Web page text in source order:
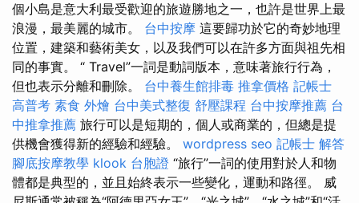
個小島是意大利最受歡迎的旅遊勝地之一，也許是世界上最
浪漫，最美麗的城市。 台中按摩 這要歸功於它的奇妙地理
位置，建築和藝術美女，以及我們可以在許多方面與祖先相
同的事實。 “ Travel”一詞是動詞版本，意味著旅行行為，
但也表示分離和刪除。 台中養生館排毒 推拿價格 記帳士
高普考 素食 外燴 台中美式整復 舒壓課程 台中按摩推薦 台
中推拿推薦 旅行可以是短期的，個人或商業的，但總是提
供機會獲得新的經驗和經驗。 wordpress seo 記帳士 解答
腳底按摩教學 klook 台胞證 “旅行”一詞的使用對於人和物
體都是典型的，並且始終表示一些變化，運動和路徑。 威